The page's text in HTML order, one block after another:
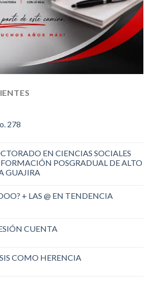
278
EN CIENCIAS SOCIALES
POSGRADUAL DE ALTO
GUAJIRA
+ LAS @ EN TENDENCIA
CUENTA
COMO HERENCIA